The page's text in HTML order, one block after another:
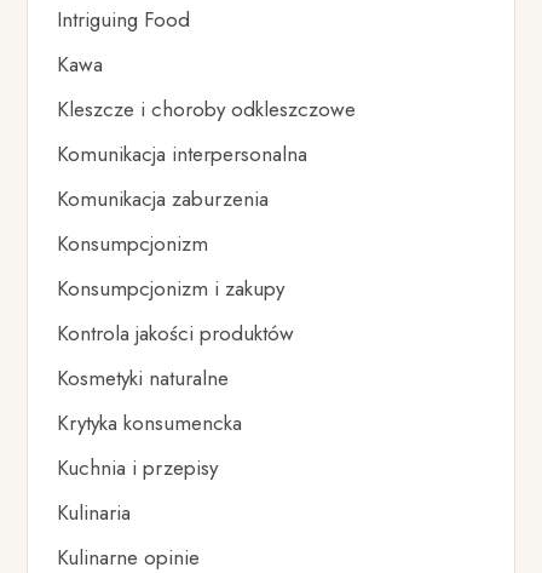
Intriguing Food
Kawa
Kleszcze i choroby odkleszczowe
Komunikacja interpersonalna
Komunikacja zaburzenia
Konsumpcjonizm
Konsumpcjonizm i zakupy
Kontrola jakości produktów
Kosmetyki naturalne
Krytyka konsumencka
Kuchnia i przepisy
Kulinaria
Kulinarne opinie